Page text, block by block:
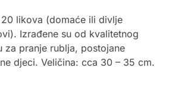
likova (domaće ili divlje
Izrađene su od kvalitetnog
za pranje rublja, postojane
djeci. Veličina: cca 30 – 35 cm.